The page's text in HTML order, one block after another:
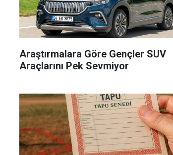
Araştırmalara Göre Gençler SUV
Araçlarını Pek Sevmiyor